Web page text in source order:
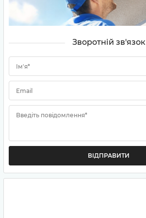
Зворотній зв'язок
Ім'я*
Email
Введіть повідомлення*
ВІДПРАВИТИ